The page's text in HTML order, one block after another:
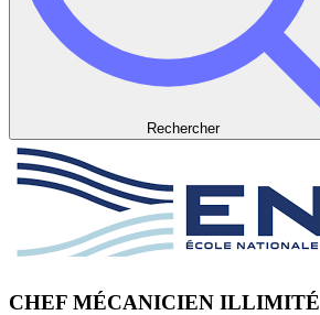
Rechercher
CHEF MÉCANICIEN ILLIMITÉ